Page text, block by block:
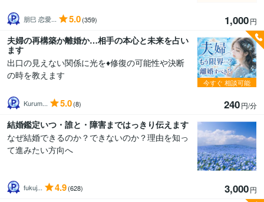
朋巳 恋愛... 5.0(359) 1,000円
夫婦の再構築か離婚か…相手の本心と未来を占い
ます
出口の見えない関係に光を♦️修復の可能性や決断
の時を教えます
Kurum... 5.0(8) 240円/分
今すぐ 相談可能
結婚鑑定いつ・誰と・障害まではっきり伝えます
なぜ結婚できるのか？できないのか？理由を知っ
て進みたい方向へ
fukuj... 4.9(628) 3,000円